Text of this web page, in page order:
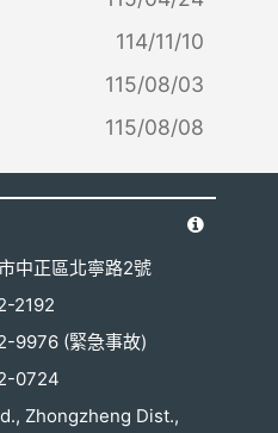
114/11/10
115/08/03
115/08/08
中正區北寧路2號
2192
9976 (緊急事故)
0724
Zhongzheng Dist.,